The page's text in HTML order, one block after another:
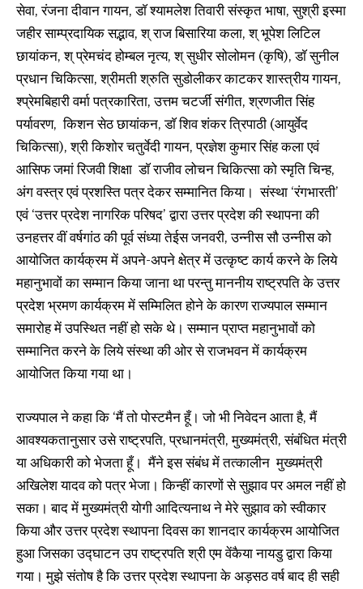
सेवा, रंजना दीवान गायन, डाॅ श्यामलेश तिवारी संस्कृत भाषा, सुश्री इस्मा
जहीर साम्प्रदायिक सद्भाव, श् राज बिसारिया कला, श् भूपेश लिटिल
छायांकन, श् प्रेमचंद होम्बल नृत्य, श् सुधीर सोलोमन (कृषि), डाॅ सुनील
प्रधान चिकित्सा, श्रीमती श्रुति सुडोलीकर काटकर शास्त्रीय गायन,
श्प्रेमबिहारी वर्मा पत्रकारिता, उत्तम चटर्जी संगीत, श्रणजीत सिंह
पर्यावरण, किशन सेठ छायांकन, डाॅ शिव शंकर त्रिपाठी (आयुर्वेद
चिकित्सा), श्री किशोर चतुर्वेदी गायन, प्रज्ञेश कुमार सिंह कला एवं
आसिफ जमां रिजवी शिक्षा डाॅ राजीव लोचन चिकित्सा को स्मृति चिन्ह,
अंग वस्त्र एवं प्रशस्ति पत्र देकर सम्मानित किया। संस्था ‘रंगभारती’
एवं ‘उत्तर प्रदेश नागरिक परिषद’ द्वारा उत्तर प्रदेश की स्थापना की
उनहत्तर वीं वर्षगांठ की पूर्व संध्या तेईस जनवरी, उन्नीस सौ उन्नीस को
आयोजित कार्यक्रम में अपने-अपने क्षेत्र में उत्कृष्ट कार्य करने के लिये
महानुभावों का सम्मान किया जाना था परन्तु माननीय राष्ट्रपति के उत्तर
प्रदेश भ्रमण कार्यक्रम में सम्मिलित होने के कारण राज्यपाल सम्मान
समारोह में उपस्थित नहीं हो सके थे। सम्मान प्राप्त महानुभावों को
सम्मानित करने के लिये संस्था की ओर से राजभवन में कार्यक्रम
आयोजित किया गया था।
राज्यपाल ने कहा कि ‘मैं तो पोस्टमैन हूँ। जो भी निवेदन आता है, मैं
आवश्यकतानुसार उसे राष्ट्रपति, प्रधानमंत्री, मुख्यमंत्री, संबंधित मंत्री
या अधिकारी को भेजता हूँ। मैंने इस संबंध में तत्कालीन मुख्यमंत्री
अखिलेश यादव को पत्र भेजा। किन्हीं कारणों से सुझाव पर अमल नहीं हो
सका। बाद में मुख्यमंत्री योगी आदित्यनाथ ने मेरे सुझाव को स्वीकार
किया और उत्तर प्रदेश स्थापना दिवस का शानदार कार्यक्रम आयोजित
हुआ जिसका उद्घाटन उप राष्ट्रपति श्री एम वेंकैया नायडु द्वारा किया
गया। मुझे संतोष है कि उत्तर प्रदेश स्थापना के अड़सठ वर्ष बाद ही सही